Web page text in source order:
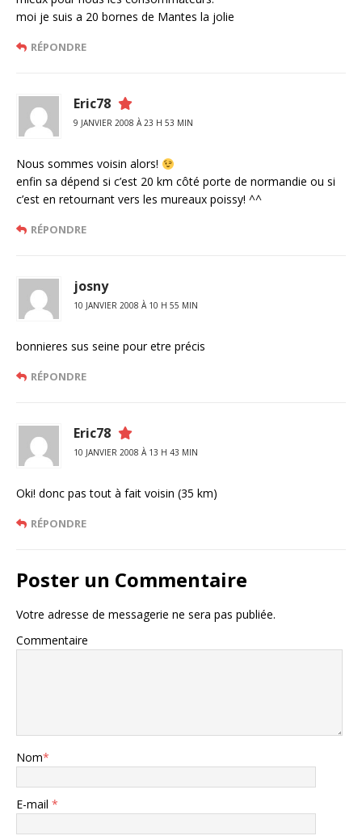
moi je suis a 20 bornes de Mantes la jolie
RÉPONDRE
Eric78
9 JANVIER 2008 À 23 H 53 MIN
Nous sommes voisin alors!
enfin sa dépend si c’est 20 km côté porte de normandie ou si
c’est en retournant vers les mureaux poissy! ^^
RÉPONDRE
josny
10 JANVIER 2008 À 10 H 55 MIN
bonnieres sus seine pour etre précis
RÉPONDRE
Eric78
10 JANVIER 2008 À 13 H 43 MIN
Oki! donc pas tout à fait voisin (35 km)
RÉPONDRE
Poster un Commentaire
Votre adresse de messagerie ne sera pas publiée.
Commentaire
Nom*
E-mail *